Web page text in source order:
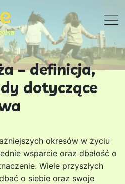
– definicja,
dotyczące
okresów w życiu
wsparcie oraz dbałość o
Wiele przyszłych
o siebie oraz swoje